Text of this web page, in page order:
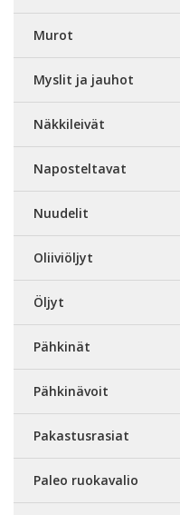
Murot
Myslit ja jauhot
Näkkileivät
Naposteltavat
Nuudelit
Oliiviöljyt
Öljyt
Pähkinät
Pähkinävoit
Pakastusrasiat
Paleo ruokavalio